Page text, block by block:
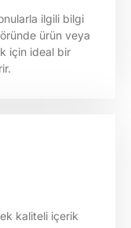
ilgili bilgi
ürün veya
için ideal bir
kaliteli içerik